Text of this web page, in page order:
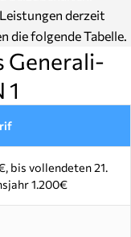
derzeit
die folgende Tabelle.
Generali-
1
bis vollendeten 21.
1.200€